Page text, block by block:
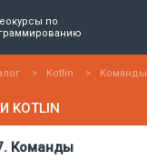
по
> Kotlin > Команды
KOTLIN
Команды